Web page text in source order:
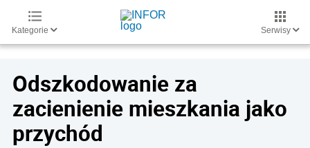
Kategorie Serwisy
Odszkodowanie za
zacienienie mieszkania jako
przychód